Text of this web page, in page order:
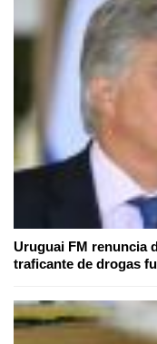
Uruguai FM renuncia
traficante de drogas